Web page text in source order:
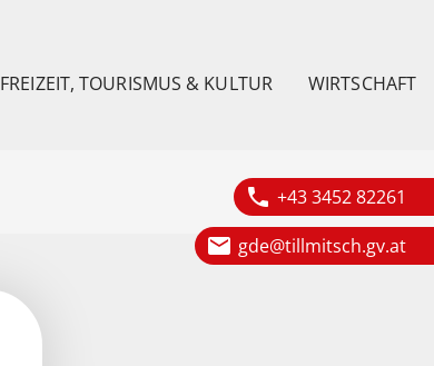
FREIZEIT, TOURISMUS & KULTUR WIRTSCHAFT
phone +43 3452 82261
email gde@tillmitsch.gv.at